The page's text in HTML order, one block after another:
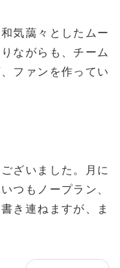
気藹々としたムー
ながらも、チーム
ファンを作ってい
ざいました。月に
つもノープラン、
き連ねますが、ま